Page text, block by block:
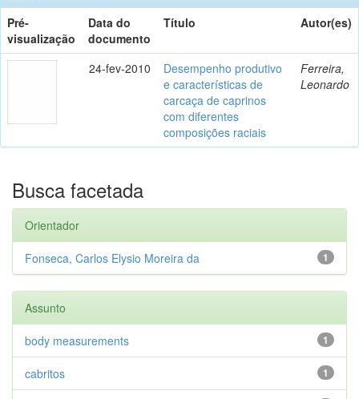
Pré-
visualização
Data do
documento
Título Autor(es)
24-fev-2010
Desempenho produtivo
e características de
carcaça de caprinos
com diferentes
composições raciais
Ferreira,
Leonardo
Busca facetada
Orientador
1
Fonseca, Carlos Elysio Moreira da
Assunto
1
body measurements
1
cabritos